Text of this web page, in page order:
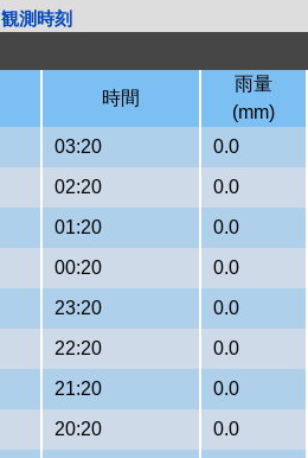
観測時刻
時間
雨量
(mm)
03:20
0.0
02:20
0.0
01:20
0.0
00:20
0.0
23:20
0.0
22:20
0.0
21:20
0.0
20:20
0.0